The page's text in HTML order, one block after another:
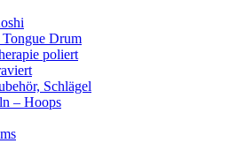
Drum
poliert
Schlägel
– Hoops